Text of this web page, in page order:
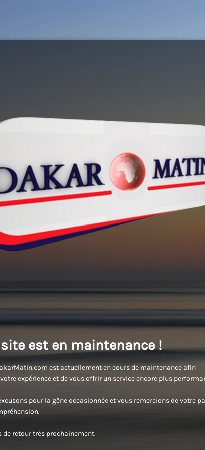
est en maintenance !
est actuellement en cours de maintenance afin
expérience et de vous offrir un service encore plus
pour la gêne occasionnée et vous remercions de votre
de retour très prochainement.